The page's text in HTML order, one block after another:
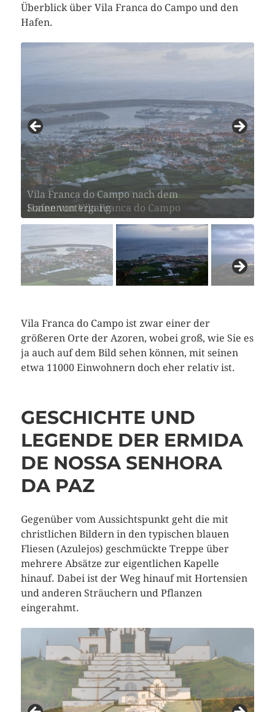
Überblick über Vila Franca do Campo und den
Hafen.
Vila Franca do Campo nach dem
Sonnenuntergang
Vila Franca do Campo ist zwar einer der
größeren Orte der Azoren, wobei groß, wie Sie es
ja auch auf dem Bild sehen können, mit seinen
etwa 11000 Einwohnern doch eher relativ ist.
GESCHICHTE UND
LEGENDE DER ERMIDA
DE NOSSA SENHORA
DA PAZ
Gegenüber vom Aussichtspunkt geht die mit
christlichen Bildern in den typischen blauen
Fliesen (Azulejos) geschmückte Treppe über
mehrere Absätze zur eigentlichen Kapelle
hinauf. Dabei ist der Weg hinauf mit Hortensien
und anderen Sträuchern und Pflanzen
eingerahmt.